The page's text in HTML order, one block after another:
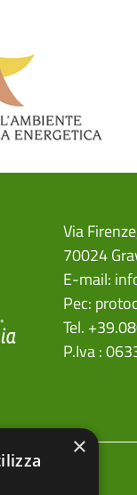
Via
70024
E-mail:
Pec:
Tel.
P.Iva :
×